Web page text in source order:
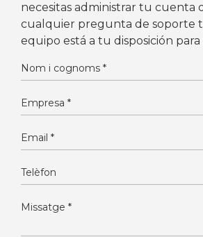
necesitas administrar tu cuenta
cualquier pregunta de soporte
equipo está a tu disposición